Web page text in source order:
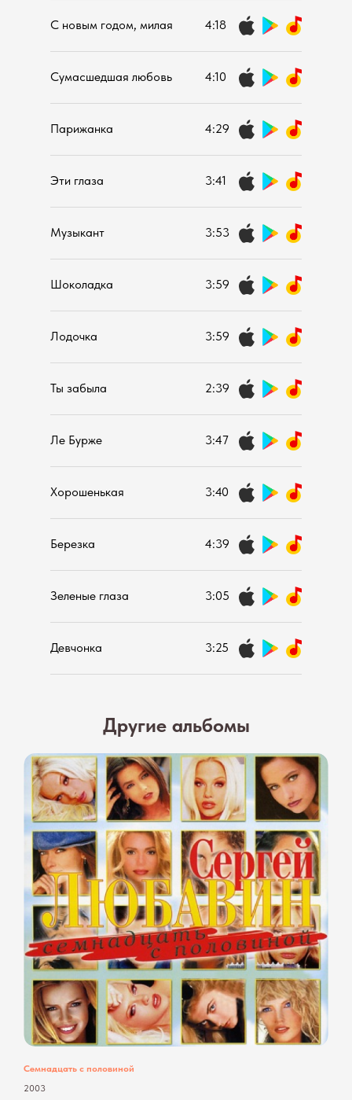
С новым годом, милая 4:18
Сумасшедшая любовь 4:10
Парижанка 4:29
Эти глаза 3:41
Музыкант 3:53
Шоколадка 3:59
Лодочка 3:59
Ты забыла 2:39
Ле Бурже 3:47
Хорошенькая 3:40
Березка 4:39
Зеленые глаза 3:05
Девчонка 3:25
Другие альбомы
Семнадцать с половиной
2003